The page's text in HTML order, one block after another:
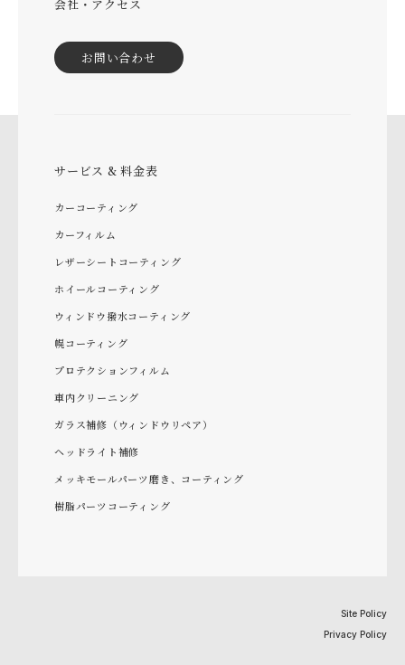
会社・アクセス
お問い合わせ
サービス & 料金表
カーコーティング
カーフィルム
レザーシートコーティング
ホイールコーティング
ウィンドウ撥水コーティング
幌コーティング
プロテクションフィルム
車内クリーニング
ガラス補修（ウィンドウリペア）
ヘッドライト補修
メッキモールパーツ磨き、コーティング
樹脂パーツコーティング
Site Policy
Privacy Policy